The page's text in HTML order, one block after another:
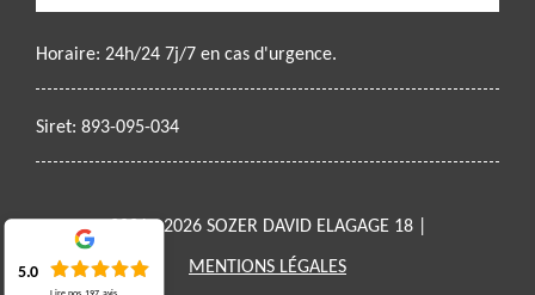
Horaire: 24h/24 7j/7 en cas d'urgence.
Siret: 893-095-034
2021 - 2026 SOZER DAVID ELAGAGE 18 |
MENTIONS LÉGALES
5.0